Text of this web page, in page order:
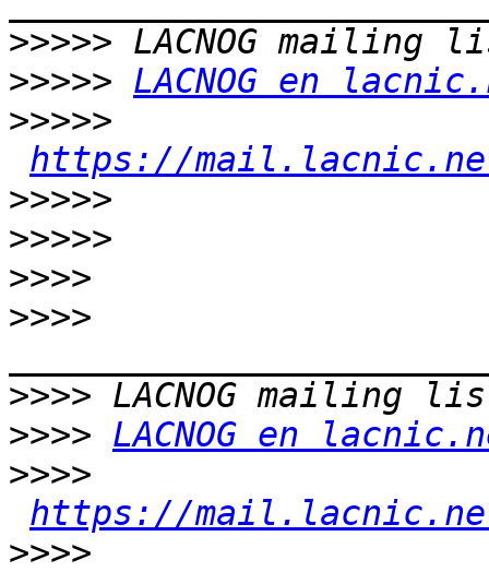
>>>>>
>>>>> LACNOG en
>>>>>
https://
>>>>>
>>>>>
>>>>
>>>>
>>>>
>>>> LACNOG en
>>>>
https://
>>>>